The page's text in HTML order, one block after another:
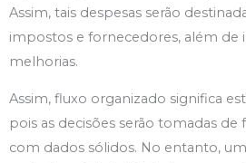
Assim, tais despesas serão
impostos e fornecedores, além de
melhorias.
Assim, fluxo organizado significa
pois as decisões serão tomadas de
com dados sólidos. No entanto,